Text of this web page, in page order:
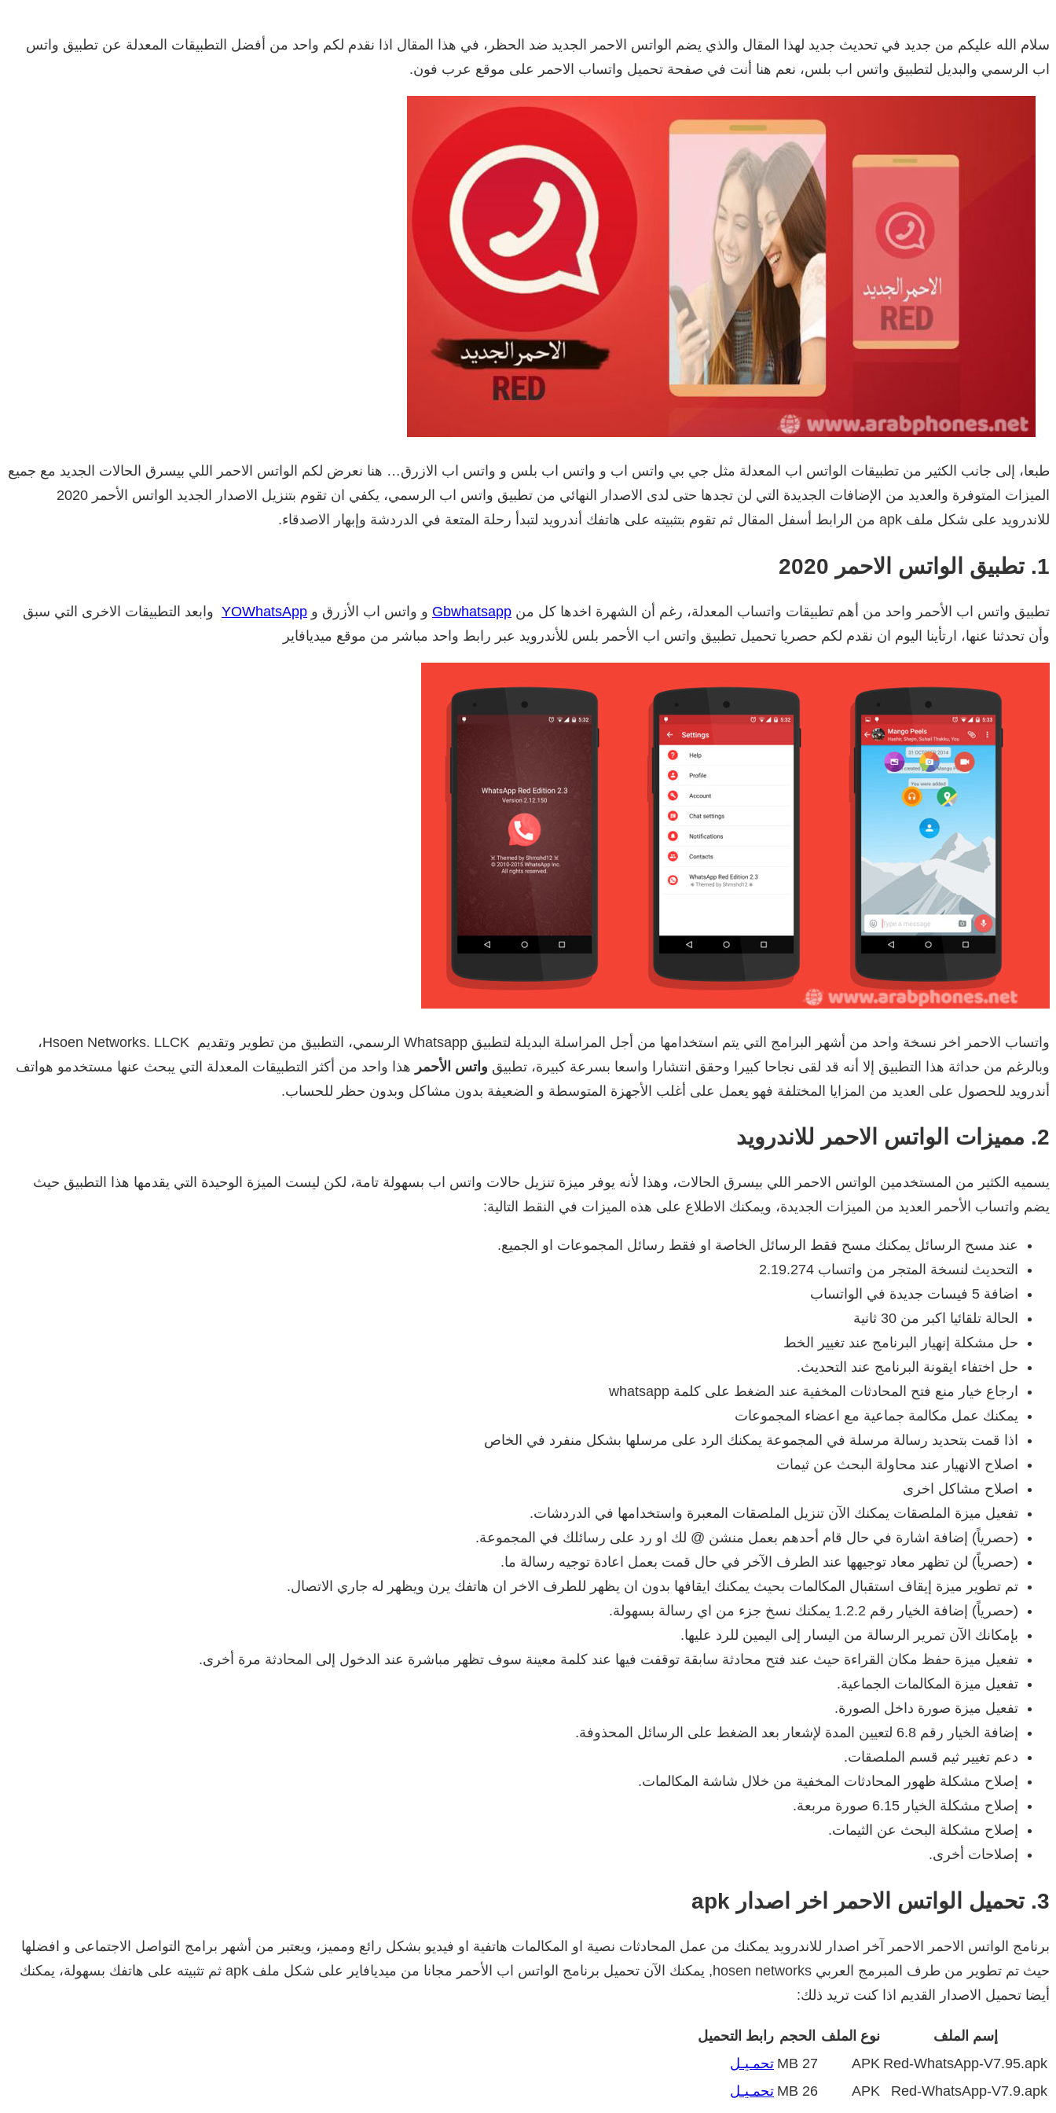
سلام الله عليكم من جديد في تحديث جديد لهذا المقال والذي يضم الواتس الاحمر الجديد ضد الحظر، في هذا المقال اذا نقدم لكم واحد من أفضل التطبيقات المعدلة عن تطبيق واتس
اب الرسمي والبديل لتطبيق واتس اب بلس، نعم هنا أنت في صفحة تحميل واتساب الاحمر على موقع عرب فون.
طبعا، إلى جانب الكثير من تطبيقات الواتس اب المعدلة مثل جي بي واتس اب و واتس اب بلس و واتس اب الازرق… هنا نعرض لكم الواتس الاحمر اللي بيسرق الحالات الجديد مع جميع
الميزات المتوفرة والعديد من الإضافات الجديدة التي لن تجدها حتى لدى الاصدار النهائي من تطبيق واتس اب الرسمي، يكفي ان تقوم بتنزيل الاصدار الجديد الواتس الأحمر 2020
للاندرويد على شكل ملف apk من الرابط أسفل المقال ثم تقوم بتثبيته على هاتفك أندرويد لتبدأ رحلة المتعة في الدردشة وإبهار الاصدقاء.
1. تطبيق الواتس الاحمر 2020
تطبيق واتس اب الأحمر واحد من أهم تطبيقات واتساب المعدلة، رغم أن الشهرة اخدها كل من Gbwhatsapp و واتس اب الأزرق و YOWhatsApp وابعد التطبيقات الاخرى التي سبق
وأن تحدثنا عنها، ارتأينا اليوم ان نقدم لكم حصريا تحميل تطبيق واتس اب الأحمر بلس للأندرويد عبر رابط واحد مباشر من موقع ميديافاير
واتساب الاحمر اخر نسخة واحد من أشهر البرامج التي يتم استخدامها من أجل المراسلة البديلة لتطبيق Whatsapp الرسمي، التطبيق من تطوير وتقديم Hsoen Networks. LLCK،
وبالرغم من حداثة هذا التطبيق إلا أنه قد لقى نجاحا كبيرا وحقق انتشارا واسعا بسرعة كبيرة، تطبيق واتس الأحمر هذا واحد من أكثر التطبيقات المعدلة التي يبحث عنها مستخدمو هواتف
أندرويد للحصول على العديد من المزايا المختلفة فهو يعمل على أغلب الأجهزة المتوسطة و الضعيفة بدون مشاكل وبدون حظر للحساب.
2. مميزات الواتس الاحمر للاندرويد
يسميه الكثير من المستخدمين الواتس الاحمر اللي بيسرق الحالات، وهذا لأنه يوفر ميزة تنزيل حالات واتس اب بسهولة تامة، لكن ليست الميزة الوحيدة التي يقدمها هذا التطبيق حيث
يضم واتساب الأحمر العديد من الميزات الجديدة، ويمكنك الاطلاع على هذه الميزات في النقط التالية:
عند مسح الرسائل يمكنك مسح فقط الرسائل الخاصة او فقط رسائل المجموعات او الجميع.
التحديث لنسخة المتجر من واتساب 2.19.274
اضافة 5 فيسات جديدة في الواتساب
الحالة تلقائيا اكبر من 30 ثانية
حل مشكلة إنهيار البرنامج عند تغيير الخط
حل اختفاء ايقونة البرنامج عند التحديث.
ارجاع خيار منع فتح المحادثات المخفية عند الضغط على كلمة whatsapp
يمكنك عمل مكالمة جماعية مع اعضاء المجموعات
اذا قمت بتحديد رسالة مرسلة في المجموعة يمكنك الرد على مرسلها بشكل منفرد في الخاص
اصلاح الانهيار عند محاولة البحث عن ثيمات
اصلاح مشاكل اخرى
تفعيل ميزة الملصقات يمكنك الآن تنزيل الملصقات المعبرة واستخدامها في الدردشات.
(حصرياً) إضافة اشارة في حال قام أحدهم بعمل منشن @ لك او رد على رسائلك في المجموعة.
(حصرياً) لن تظهر معاد توجيهها عند الطرف الآخر في حال قمت بعمل اعادة توجيه رسالة ما.
تم تطوير ميزة إيقاف استقبال المكالمات بحيث يمكنك ايقافها بدون ان يظهر للطرف الاخر ان هاتفك يرن ويظهر له جاري الاتصال.
(حصرياً) إضافة الخيار رقم 1.2.2 يمكنك نسخ جزء من اي رسالة بسهولة.
بإمكانك الآن تمرير الرسالة من اليسار إلى اليمين للرد عليها.
تفعيل ميزة حفظ مكان القراءة حيث عند فتح محادثة سابقة توقفت فيها عند كلمة معينة سوف تظهر مباشرة عند الدخول إلى المحادثة مرة أخرى.
‏تفعيل ميزة المكالمات الجماعية.
تفعيل ميزة صورة داخل الصورة.
إضافة الخيار رقم 6.8 لتعيين المدة لإشعار بعد الضغط على الرسائل المحذوفة.
دعم تغيير ثيم قسم الملصقات.
إصلاح مشكلة ظهور المحادثات المخفية من خلال شاشة المكالمات.
إصلاح مشكلة الخيار 6.15 صورة مربعة.
إصلاح مشكلة البحث عن الثيمات.
إصلاحات أخرى.
3. تحميل الواتس الاحمر اخر اصدار apk
برنامج الواتس الاحمر الاحمر آخر اصدار للاندرويد يمكنك من عمل المحادثات نصية او المكالمات هاتفية او فيديو بشكل رائع ومميز، ويعتبر من أشهر برامج التواصل الاجتماعى و افضلها
حيث تم تطوير من طرف المبرمج العربي hosen networks, يمكنك الآن تحميل برنامج الواتس اب الأحمر مجانا من ميديافاير على شكل ملف apk ثم تثبيته على هاتفك بسهولة، يمكنك
أيضا تحميل الاصدار القديم اذا كنت تريد ذلك:
إسم الملف نوع الملف الحجم رابط التحميل
Red-WhatsApp-V7.95.apk
APK
27 MB
تحمـيـل
Red-WhatsApp-V7.9.apk
APK
26 MB تحمـيـل